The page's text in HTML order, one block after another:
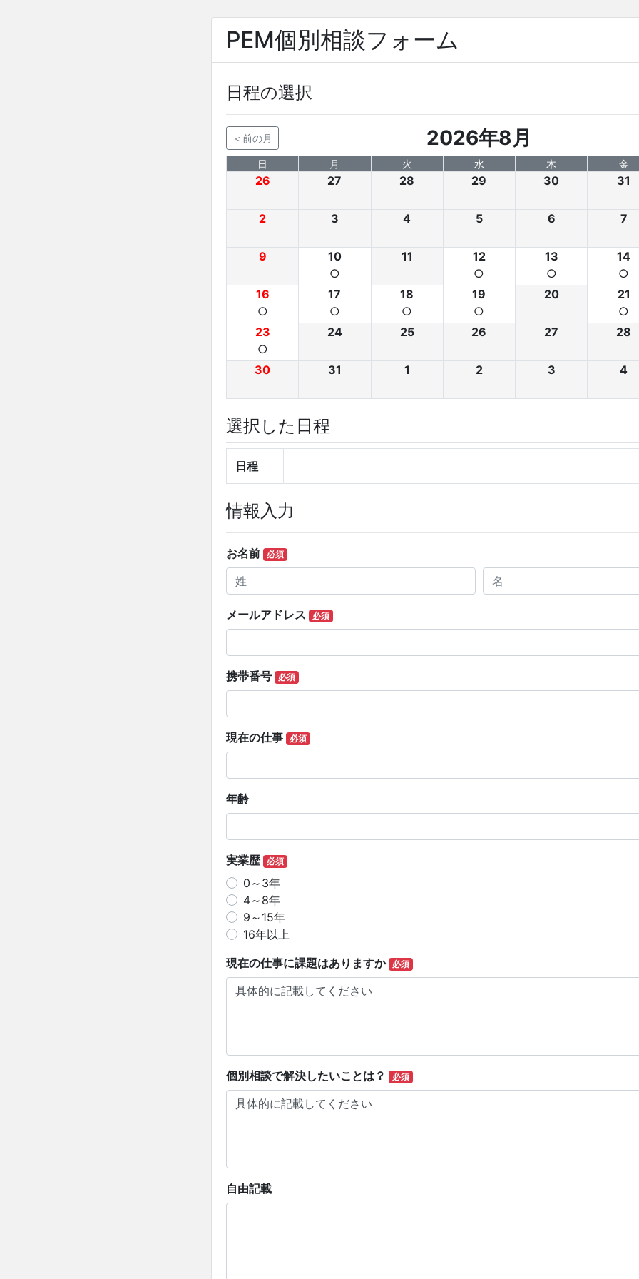
PEM個別相談フォーム
日程の選択
＜前の月 2026年8月
日 月 火 水 木 金
26 27 28 29 30 31
2 3 4 5 6 7
9
10
○
11
12
○
13
○
14
○
16
○
17
○
18
○
19
○
20
21
○
23
○
24 25 26 27 28
30 31 1 2 3 4
選択した日程
日程
情報入力
お名前 必須
メールアドレス 必須
携帯番号 必須
現在の仕事 必須
年齢
実業歴 必須
0～3年
4～8年
9～15年
16年以上
現在の仕事に課題はありますか 必須
個別相談で解決したいことは？ 必須
自由記載